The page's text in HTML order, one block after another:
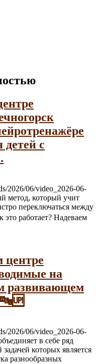
с
2026/06/video_2026-06-
метод, который учит
переключаться между
работает? Надеваем
центре
на
развивающем
2026/06/video_2026-06-
в себе ряд
которых является
разнообразных